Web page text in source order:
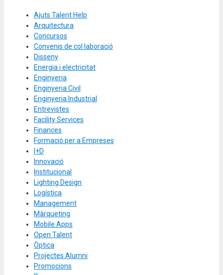
Ajuts Talent Help
Arquitectura
Concursos
Convenis de col·laboració
Disseny
Energia i electricitat
Enginyeria
Enginyeria Civil
Enginyeria Industrial
Entrevistes
Facility Services
Finances
Formació per a Empreses
I+D
Innovació
Institucional
Lighting Design
Logística
Management
Màrqueting
Mobile Apps
Open Talent
Òptica
Projectes Alumni
Promocions